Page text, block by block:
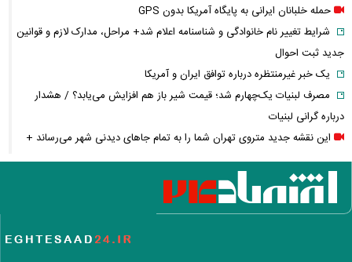
حمله خلبانان ایرانی به پایگاه آمریکا بدون GPS
شرایط تغییر نام خانوادگی و شناسنامه اعلام شد+ مراحل، مدارک لازم و قوانین
جدید ثبت احوال
یک خبر غیرمنتظره درباره توافق ایران و آمریکا
مصرف لبنیات یک‌چهارم شد؛ قیمت شیر باز هم افزایش می‌یابد؟ / هشدار
درباره گرانی لبنیات
این نقشه جدید متروی تهران شما را به تمام جاهای دیدنی شهر می‌رساند +
ویدئو
قیمت انواع دستگاه ماینر + جدول
خبر مهم سردار ابن‌الرضا درباره جنگ ایران و آمریکا: به‌زودی خواهند فهمید
زمان پرداخت معوقات فروردین و اردیبهشت بازنشستگان اعلام شد؟